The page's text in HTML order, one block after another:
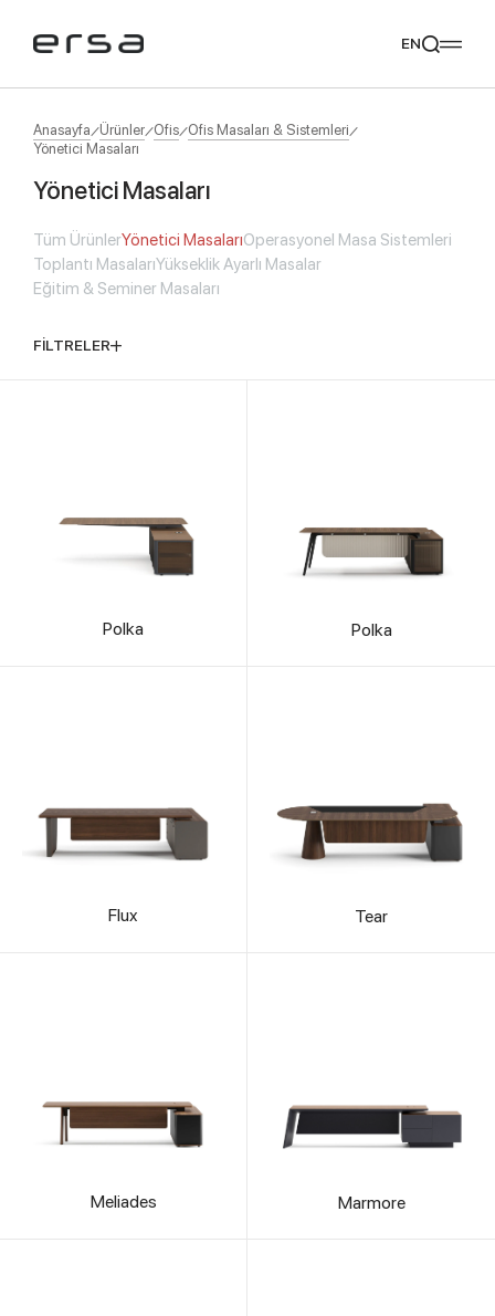
Popular searches
tear meliades mikado yoka
Tavsiye Ediyoruz
EN
Anasayfa Ürünler Ofis Ofis Masaları & Sistemleri
Yönetici Masaları
Yönetici Masaları
Tüm ÜrünlerYönetici MasalarıOperasyonel Masa Sistemleri
Toplantı MasalarıYükseklik Ayarlı Masalar
Eğitim & Seminer Masaları
FİLTRELER
Polka Polka
Flux Tear
Meliades Marmore